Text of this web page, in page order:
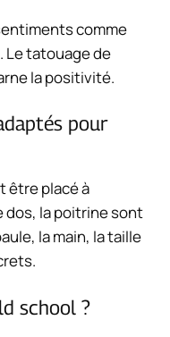
comme
Le tatouage de
la positivité.
pour
être placé à
dos, la poitrine sont
la main, la taille
school ?